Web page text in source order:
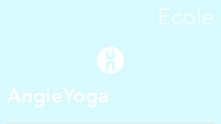
Ecole
AngieYoga